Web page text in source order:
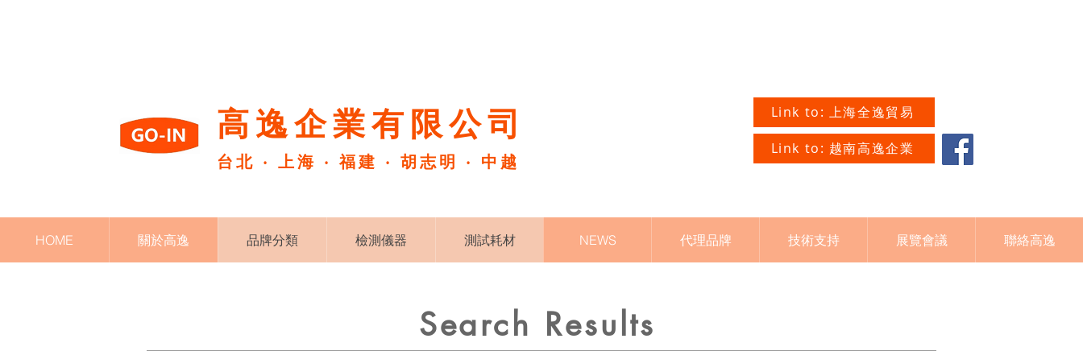
高逸企業有限公司​
台北 ‧ 上海 ‧ 福建 ‧ 胡志明 ‧ 中越
Link to: 上海全逸貿易
Link to: 越南高逸企業
HOME 關於高逸 品牌分類 檢測儀器 測試耗材 NEWS 代理品牌 技術支持 展覽會議 聯絡高逸
Search Results